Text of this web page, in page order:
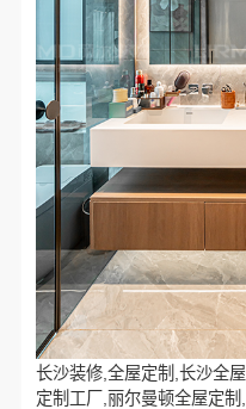
长沙装修,全屋定制,长沙全
定制工厂,丽尔曼顿全屋定制,